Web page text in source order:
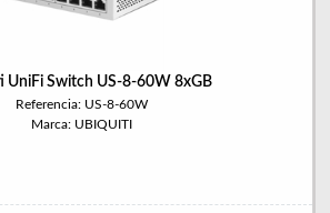
UniFi Switch US-8-60W 8xGB
Referencia: US-8-60W
Marca: UBIQUITI